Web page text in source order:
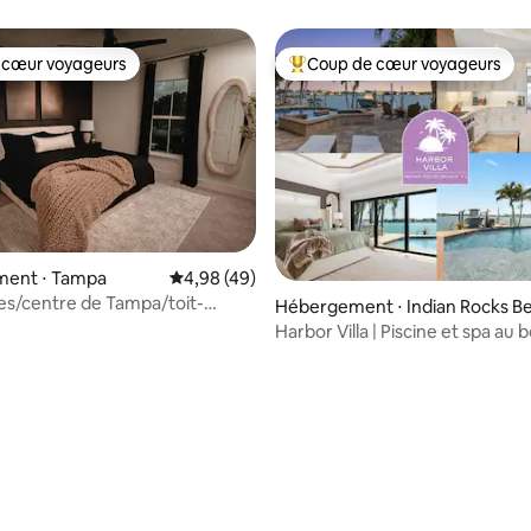
sur la base de 5 commentaires : 5 sur 5
cœur voyageurs
voyageurs
⋅ Tampa Évaluation moyenne sur la base de 49
4,98 (49)
centre de Tampa/toit-
Coups de cœur voyageurs les
Coup de cœur voyageurs
Hébergement ⋅ Indian Rocks
h
Harbor Villa | Piscine et spa au